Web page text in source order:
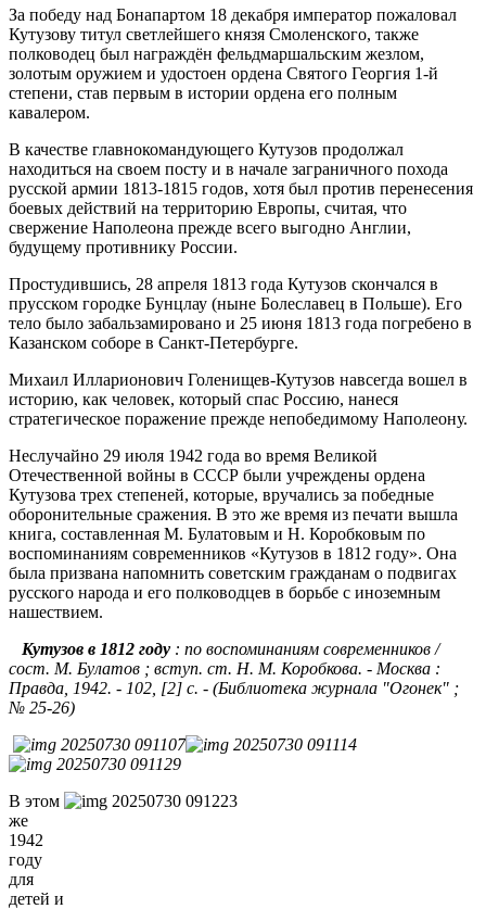
За победу над Бонапартом 18 декабря император пожаловал
Кутузову титул светлейшего князя Смоленского, также
полководец был награждён фельдмаршальским жезлом,
золотым оружием и удостоен ордена Святого Георгия 1-й
степени, став первым в истории ордена его полным
кавалером.
В качестве главнокомандующего Кутузов продолжал
находиться на своем посту и в начале заграничного похода
русской армии 1813-1815 годов, хотя был против перенесения
боевых действий на территорию Европы, считая, что
свержение Наполеона прежде всего выгодно Англии,
будущему противнику России.
Простудившись, 28 апреля 1813 года Кутузов скончался в
прусском городке Бунцлау (ныне Болеславец в Польше). Его
тело было забальзамировано и 25 июня 1813 года погребено в
Казанском соборе в Санкт-Петербурге.
Михаил Илларионович Голенищев-Кутузов навсегда вошел в
историю, как человек, который спас Россию, нанеся
стратегическое поражение прежде непобедимому Наполеону.
Неслучайно 29 июля 1942 года во время Великой
Отечественной войны в СССР были учреждены ордена
Кутузова трех степеней, которые, вручались за победные
оборонительные сражения. В это же время из печати вышла
книга, составленная М. Булатовым и Н. Коробковым по
воспоминаниям современников «Кутузов в 1812 году». Она
была призвана напомнить советским гражданам о подвигах
русского народа и его полководцев в борьбе с иноземным
нашествием.
Кутузов в 1812 году : по воспоминаниям современников /
сост. М. Булатов ; вступ. ст. Н. М. Коробкова. - Москва :
Правда, 1942. - 102, [2] с. - (Библиотека журнала "Огонек" ;
№ 25-26)
В этом
же
1942
году
для
детей и